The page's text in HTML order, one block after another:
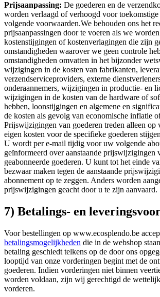
Prijsaanpassing: De goederen en de
worden verlaagd of verhoogd voor
volgende voorwaarden.We behouden ons het
prijsaanpassingen door te voeren als we
kostenstijgingen of kostenverlagingen die zijn
omstandigheden waarover we geen controle
omstandigheden omvatten in het bijzonder
wijzigingen in de kosten van fabrikanten,
verzendserviceproviders, externe
onderaannemers, wijzigingen in productie- en
wijzigingen in de kosten van de hardware of
hebben, loonstijgingen en algemene en
de kosten als gevolg van economische inflatie
Prijswijzigingen van goederen treden alleen op
eigen kosten voor de specifieke goederen
U wordt per e-mail tijdig voor uw volgende
geïnformeerd over aanstaande prijswijzigingen
geabonneerde goederen. U kunt tot het einde
bezwaar maken tegen de aanstaande
abonnement op te zeggen. Anders worden
prijswijzigingen geacht door u te zijn aanvaard.
7) Betalings- en
Voor bestellingen op www.ecosplendo.be
betalingsmogelijkheden die in de webshop
betaling geschiedt telkens op de door ons
looptijd van onze vorderingen begint met de
goederen. Indien vorderingen niet binnen
worden voldaan, zijn wij gerechtigd de
vorderen.